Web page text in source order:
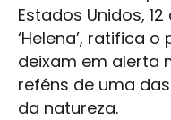
Estados Unidos,
‘Helena’, ratifica
deixam em alerta
reféns de uma
da natureza.